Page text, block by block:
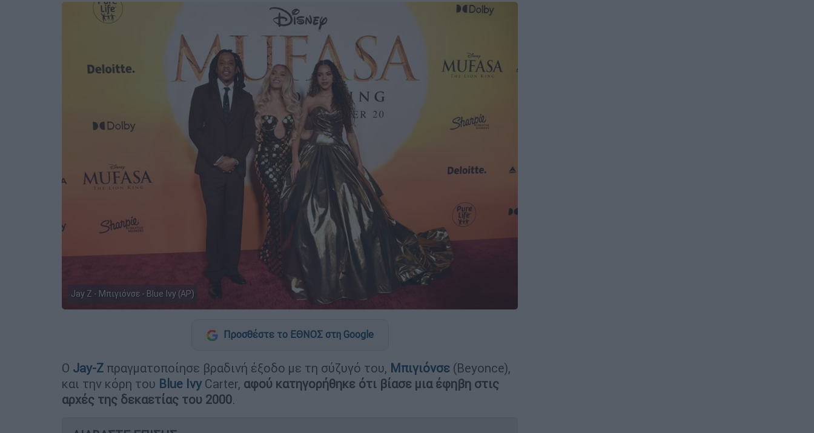
Jay Z - Μπιγιόνσε - Blue Ivy (AP)
Προσθέστε το ΕΘΝΟΣ στη Google
Ο Jay-Z πραγματοποίησε βραδινή έξοδο με τη σύζυγό του, Μπιγιόνσε (Beyonce),
και την κόρη του Blue Ivy Carter, αφού κατηγορήθηκε ότι βίασε μια έφηβη στις
αρχές της δεκαετίας του 2000.